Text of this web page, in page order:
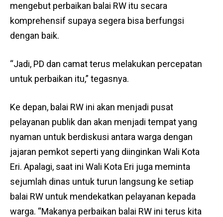
mengebut perbaikan balai RW itu secara
komprehensif supaya segera bisa berfungsi
dengan baik.
“Jadi, PD dan camat terus melakukan percepatan
untuk perbaikan itu,” tegasnya.
Ke depan, balai RW ini akan menjadi pusat
pelayanan publik dan akan menjadi tempat yang
nyaman untuk berdiskusi antara warga dengan
jajaran pemkot seperti yang diinginkan Wali Kota
Eri. Apalagi, saat ini Wali Kota Eri juga meminta
sejumlah dinas untuk turun langsung ke setiap
balai RW untuk mendekatkan pelayanan kepada
warga. “Makanya perbaikan balai RW ini terus kita